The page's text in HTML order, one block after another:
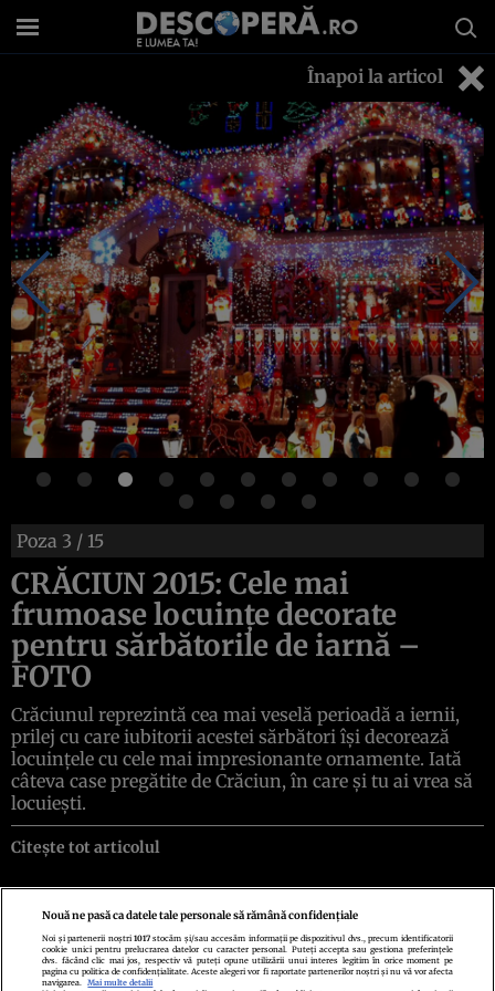
Înapoi la articol
Poza 3 / 15
CRĂCIUN 2015: Cele mai
frumoase locuinţe decorate
pentru sărbătorile de iarnă –
FOTO
Crăciunul reprezintă cea mai veselă perioadă a iernii,
prilej cu care iubitorii acestei sărbători îşi decorează
locuinţele cu cele mai impresionante ornamente. Iată
câteva case pregătite de Crăciun, în care şi tu ai vrea să
locuieşti.
Citește tot articolul
Politica de confidenţialitate Politica de cookiesTermeni şi condiţii
Echipa redacționalăContactSetări Cookies
Nouă ne pasă ca datele tale personale să rămână confidențiale
Noi și partenerii noștri1017 stocăm și/sau accesăm informații pe dispozitivul dvs., precum identificatorii
cookie unici pentru prelucrarea datelor cu caracter personal. Puteți accepta sau gestiona preferințele
dvs. făcând clic mai jos, respectiv vă puteți opune utilizării unui interes legitim în orice moment pe
pagina cu politica de confidențialitate. Aceste alegeri vor fi raportate partenerilor noștri și nu vă vor afecta
navigarea.
Mai multe detalii